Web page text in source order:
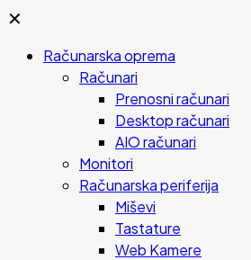
✕
Računarska oprema
Računari
Prenosni računari
Desktop računari
AIO računari
Monitori
Računarska periferija
Miševi
Tastature
Web Kamere